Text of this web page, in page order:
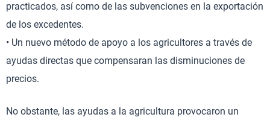
practicados, así como de las subvenciones en la exportación
de los excedentes.
• Un nuevo método de apoyo a los agricultores a través de
ayudas directas que compensaran las disminuciones de
precios.
No obstante, las ayudas a la agricultura provocaron un